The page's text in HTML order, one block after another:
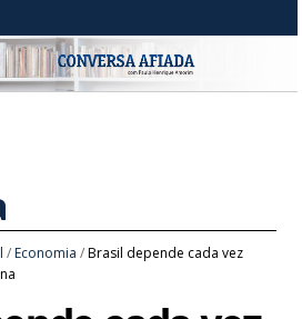
/ Economia /Brasil depende cada vez